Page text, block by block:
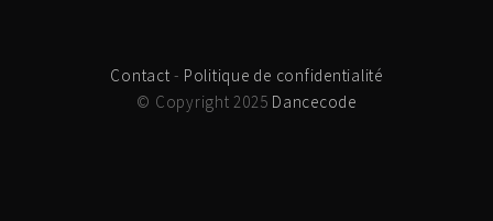
Contact - Politique de confidentialité
© Copyright 2025 Dancecode